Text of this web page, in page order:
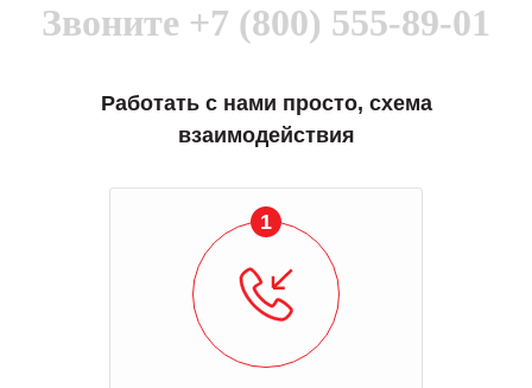
Звоните +7 (800) 555-89-01
Работать с нами просто, схема
взаимодействия
1